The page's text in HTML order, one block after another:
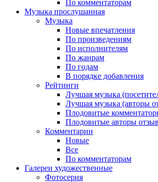
По комментаторам
Музыка прослушанная
Музыка
Новые впечатления
По произведениям
По исполнителям
По жанрам
По годам
В порядке добавления
Рейтинги
Лучшая музыка
Лучшая музыка (авторы
Плодовитые
Плодовитые авторы
Комментарии
Новые
Все
По комментаторам
Галереи художественные
Фотосерия